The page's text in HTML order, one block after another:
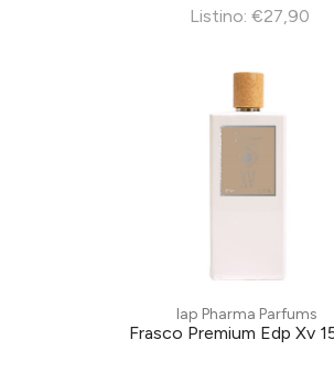
Listino: €27,90
Iap Pharma Parfums
Frasco Premium Edp Xv